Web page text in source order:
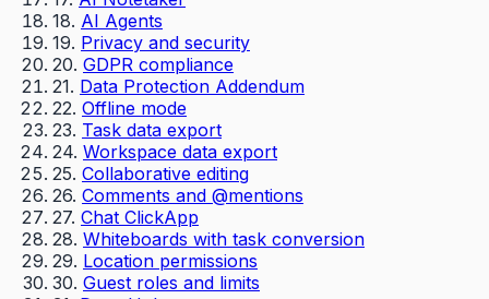
18. AI Agents
19. Privacy and security
20. GDPR compliance
21. Data Protection Addendum
22. Offline mode
23. Task data export
24. Workspace data export
25. Collaborative editing
26. Comments and @mentions
27. Chat ClickApp
28. Whiteboards with task conversion
29. Location permissions
30. Guest roles and limits